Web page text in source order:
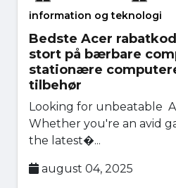
information og teknologi
Bedste Acer
stort på bærbare
stationære
tilbehør
Looking for unbeatable
Whether you're an avid
the latest�...
august 04, 2025